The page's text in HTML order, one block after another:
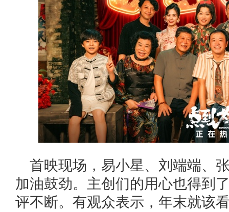
首映现场，易小星、刘端端、
加油鼓劲。主创们的用心也得到
评不断。有观众表示，年末就该